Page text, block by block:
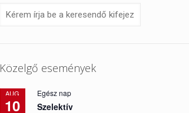
Közelgő események
AUG
10
Egész nap
Szelektív